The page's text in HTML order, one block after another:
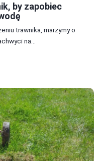
by zapobiec
trawnika, marzymy o
na...